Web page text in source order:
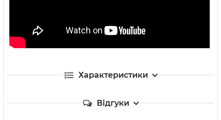
Характеристики
Відгуки